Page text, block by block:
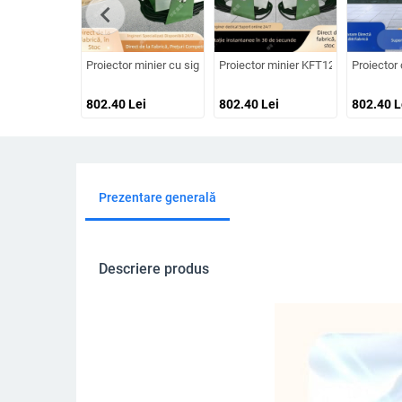
Proiector minier cu siguranță intrinsecă – ecran HD mare,
802.40Lei
Proiector minier KFT12 –
802.40Lei
Proiector
802.40
chevron_left
Prezentare generală
Descriere produs